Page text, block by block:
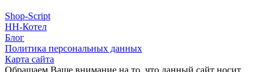
Shop-Script
НН-Котел
Блог
Политика персональных данных
Карта сайта
Обращаем Ваше внимание на то, что данный сайт носит